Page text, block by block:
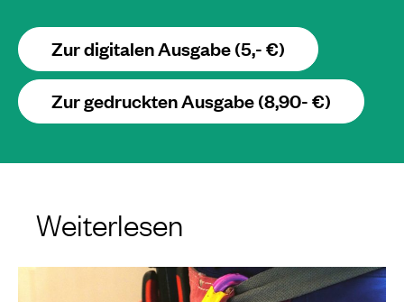
Zur digitalen Ausgabe (5,- €)
Zur gedruckten Ausgabe (8,90- €)
Weiterlesen